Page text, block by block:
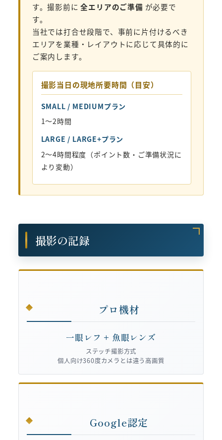
す。撮影前に全エリアのご準備 が必要で
す。
当社では打合せ段階で、事前に片付けるべき
エリアを業種・レイアウトに応じて具体的に
ご案内します。
撮影当日の現地所要時間（目安）
SMALL / MEDIUMプラン
1〜2時間
LARGE / LARGE+プラン
2〜4時間程度（ポイント数・ご準備状況に
より変動）
撮影の記録
プロ機材
一眼レフ + 魚眼レンズ
ステッチ撮影方式
個人向け360度カメラとは違う高画質
Google認定